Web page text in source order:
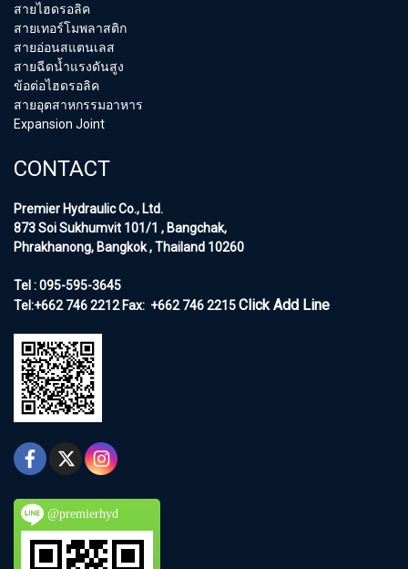
สายไฮดรอลิค
สายเทอร์โมพลาสติก
สายอ่อนสแตนเลส
สายฉีดน้ำแรงดันสูง
ข้อต่อไฮดรอลิค
สายอุตสาหกรรมอาหาร
Expansion Joint
CONTACT
Premier Hydraulic Co., Ltd.
873 Soi Sukhumvit 101/1 , Bangchak,
Phrakhanong, Bangkok , Thailand 10260
Tel : 095-595-3645
Tel:+662 746 2212Fax: +662 746 2215Click Add Line
@premierhyd